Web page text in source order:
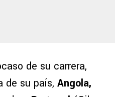
de su carrera,
de su país, Angola,